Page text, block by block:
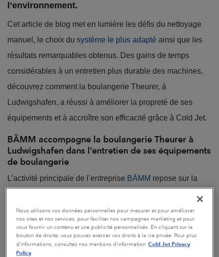
l’environnement.
Cet article de blog met en lumière les défis du nettoyage
manuel, le choix du système le plus adapté ainsi que les
résultats remarquables obtenus. Des gains de temps
considérables à un entretien plus durable des machines,
découvrez comment la boulangerie Theurer, à
Ludwigshafen, a réussi à améliorer la propreté de ses
équipements et à accroître son efficacité grâce à Cold Jet.
BÄMM accompagne la boulangerie Theurer à
Ludwigshafen dans l’entretien de ses équipements
de boulangerie
L’activité principale de l’entreprise BÄMM repose sur la
machines de boulangerie d’occasion n’a jamais été aussi
forte. BÄMM doit donc nettoyer rapidement et efficacement
des équipements très encrassés, sans recourir à des
Nous utilisons vos données personnelles pour mesurer et pour améliorer
nos sites et nos services, pour faciliter nos campagnes marketing et pour
vous fournir un contenu et une publicité personnalisés. En cliquant sur le
bouton de droite, vous pouvez exercer vos droits à la vie privée. Pour plus
d’informations, consultez nos mentions d’information Cold Jet Privacy
Policy